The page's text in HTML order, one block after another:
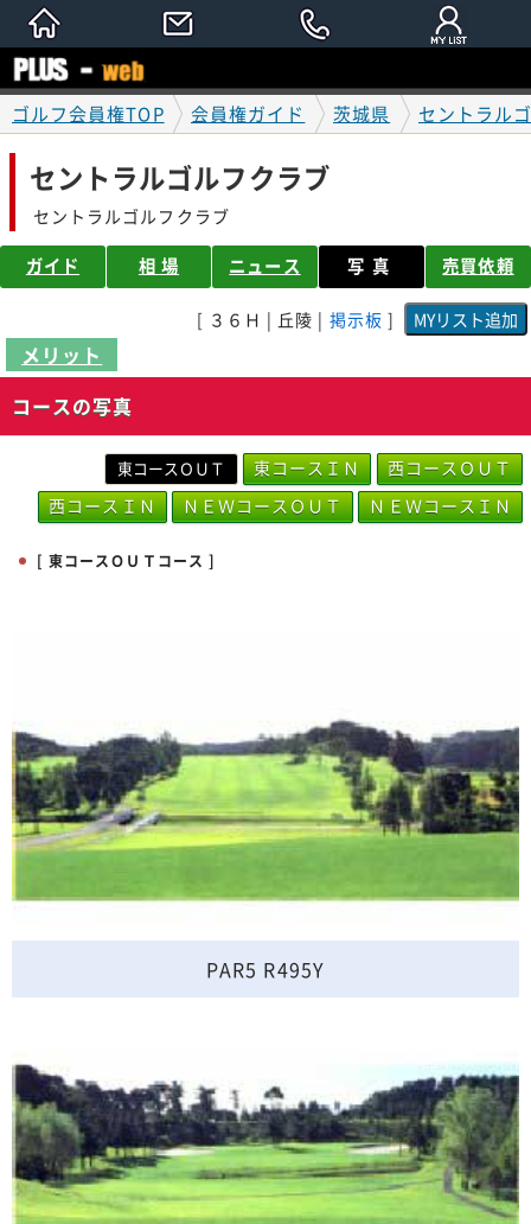
ゴルフ会員権TOP 会員権ガイド 茨城県 セントラル
セントラルゴルフクラブ
セントラルゴルフクラブ
ガイド 相 場 ニュース 写真 売買依頼
[ ３６Ｈ | 丘陵 | 掲示板 ]
メリット
コースの写真
東コースＯＵＴ 東コースＩＮ
西コースＯＵＴ
西コースＩＮ
ＮＥＷコースＯＵＴ ＮＥＷコースＩＮ
[ 東コースＯＵＴコース ]
PAR5 R495Y